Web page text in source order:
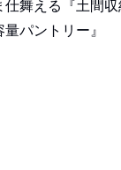
舞える『土間収
パントリー』